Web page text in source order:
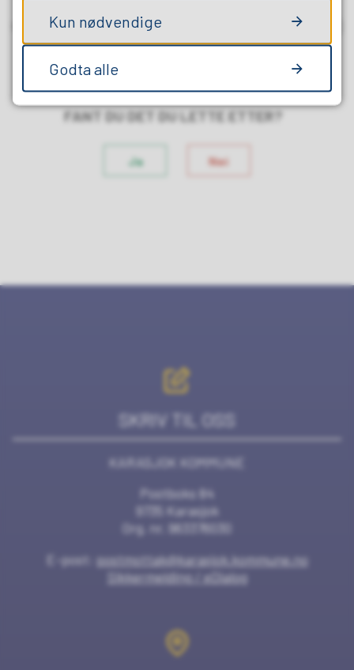
DEL MED ANDRE
FANT DU DET DU LETTE ETTER?
Ja Nei
SKRIV TIL OSS
KARASJOK KOMMUNE
Postboks 84
9735 Karasjok
Org. nr. 963376030
E-post: postmottak@karasjok.kommune.no
Sikkermelding / eDialog
Kun nødvendige
Godta alle